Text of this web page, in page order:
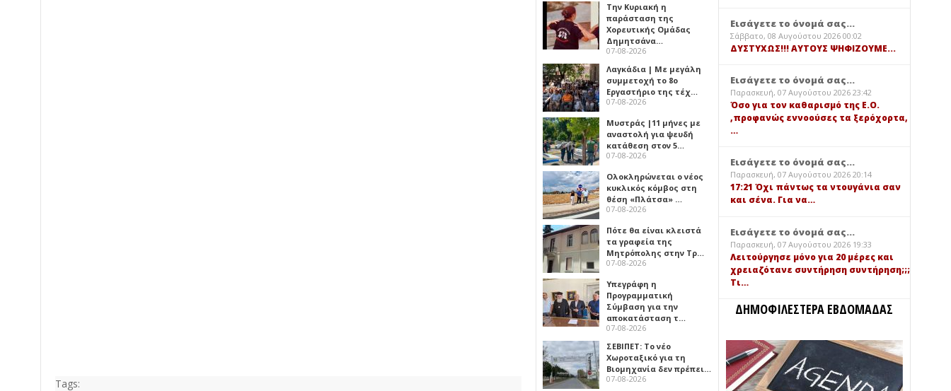
Tags:
Την Κυριακή η
παράσταση της
Χορευτικής Ομάδας
Δημητσάνα…
07-08-2026
Λαγκάδια | Με μεγάλη
συμμετοχή το 8ο
Εργαστήριο της τέχ…
07-08-2026
Μυστράς |11 μήνες με
αναστολή για ψευδή
κατάθεση στον 5…
07-08-2026
Ολοκληρώνεται ο νέος
κυκλικός κόμβος στη
θέση «Πλάτσα» …
07-08-2026
Πότε θα είναι κλειστά
τα γραφεία της
Μητρόπολης στην Τρ…
07-08-2026
Υπεγράφη η
Προγραμματική
Σύμβαση για την
αποκατάσταση τ…
07-08-2026
ΣΕΒΙΠΕΤ: Το νέο
Χωροταξικό για τη
Βιομηχανία δεν πρέπει…
07-08-2026
Εισάγετε το όνομά σας...
Σάββατο, 08 Αυγούστου 2026 00:02
ΔΥΣΤΥΧΩΣ!!! ΑΥΤΟΥΣ ΨΗΦΙΖΟΥΜΕ...
Εισάγετε το όνομά σας...
Παρασκευή, 07 Αυγούστου 2026 23:42
Όσο για τον καθαρισμό της Ε.Ο.
,προφανώς εννοούσες τα ξερόχορτα,
…
Εισάγετε το όνομά σας...
Παρασκευή, 07 Αυγούστου 2026 20:14
17:21 Όχι πάντως τα ντουγάνια σαν
και σένα. Για να…
Εισάγετε το όνομά σας...
Παρασκευή, 07 Αυγούστου 2026 19:33
Λειτούργησε μόνο για 20 μέρες και
χρειαζότανε συντήρηση συντήρηση;;;
Τι…
ΔΗΜΟΦΙΛΕΣΤΕΡΑ ΕΒΔΟΜΑΔΑΣ